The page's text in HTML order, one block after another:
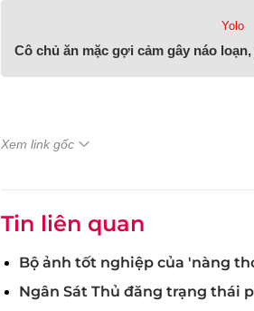
Yolo
Cô chủ ăn mặc gợi cảm gây náo
Xem link gốc
Tin liên quan
Bộ ảnh tốt nghiệp của 'nàng
Ngân Sát Thủ đăng trạng thái